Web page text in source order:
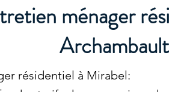
ménager
résidentiel à Mirabel: